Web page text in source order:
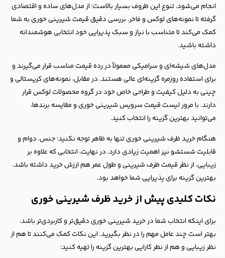
انجام می‌شود. تنوع این ظروف بسیار بالاست؛ از مدل‌های ساده و اقتصادی
گرفته تا نمونه‌های لوکس و فاخر. بررسی دقیق قیمت شیرینی خوری به شما
کمک می‌کند تا متناسب با نیاز و سبک پذیرایی خود انتخابی هوشمندانه
داشته باشید.
مدل‌های شیشه‌ای و سرامیکی معمولاً در رده قیمت مناسب قرار می‌گیرند و
برای استفاده روزمره گزینه‌ای عالی هستند. در مقابل، نمونه‌های کریستالی و
چینی به دلیل کیفیت و طراحی خاص خود در گروه محصولات لوکس قرار
دارند. با مرور لیست قیمت سرویس شیرینی خوری و مقایسه برندها،
می‌توانید بهترین گزینه را انتخاب کنید.
هنگام خرید ظرف شیرینی خوری تنها به ظاهر توجه نکنید؛ جنس، دوام و
قابلیت شستشو نیز اهمیت زیادی دارد. در نهایت، انتخابی که علاوه بر
زیبایی، از نظر قیمت ظرف شیرینی و طول عمر هم ارزش خرید داشته باشد،
بهترین گزینه برای پذیرایی شما خواهد بود.
نکات کلیدی پیش از خرید ظرف شیرینی خوری
برای اینکه انتخاب شما در خرید شیرینی خوری دقیق‌تر و کاربردی‌تر باشد،
بهتر است چند عامل مهم را در نظر بگیرید. این نکات کمک می‌کنند تا هم از
نظر زیبایی و هم از نظر کارایی بهترین گزینه را تهیه کنید: